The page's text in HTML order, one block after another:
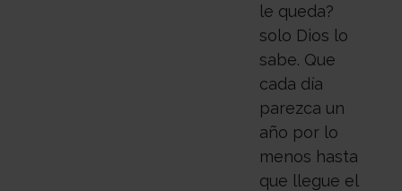
le queda?
solo Dios lo
sabe. Que
cada día
parezca un
año por lo
menos hasta
que llegue el